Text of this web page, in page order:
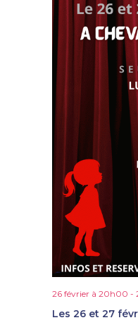
Les 26 et 27
26 février à 20h00 -